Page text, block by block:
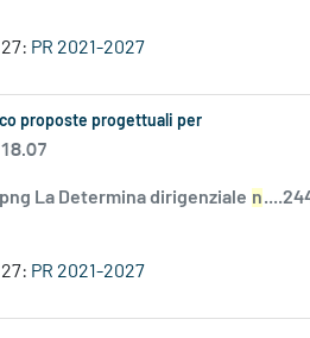
PR 2021-2027
proposte progettuali per
La Determina dirigenziale n
PR 2021-2027